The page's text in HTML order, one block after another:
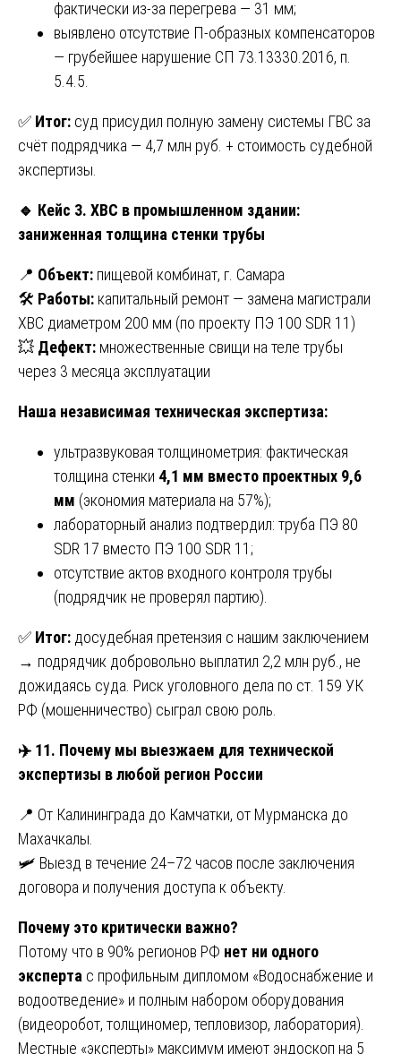
фактически из-за перегрева — 31 мм;
выявлено отсутствие П-образных компенсаторов
— грубейшее нарушение СП 73.13330.2016, п.
5.4.5.
✅ Итог: суд присудил полную замену системы ГВС за
счёт подрядчика — 4,7 млн руб. + стоимость судебной
экспертизы.
🔹 Кейс 3. ХВС в промышленном здании:
заниженная толщина стенки трубы
📍 Объект: пищевой комбинат, г. Самара
🛠 Работы: капитальный ремонт — замена магистрали
ХВС диаметром 200 мм (по проекту ПЭ 100 SDR 11)
💥 Дефект: множественные свищи на теле трубы
через 3 месяца эксплуатации
Наша независимая техническая экспертиза:
ультразвуковая толщинометрия: фактическая
толщина стенки 4,1 мм вместо проектных 9,6
мм (экономия материала на 57%);
лабораторный анализ подтвердил: труба ПЭ 80
SDR 17 вместо ПЭ 100 SDR 11;
отсутствие актов входного контроля трубы
(подрядчик не проверял партию).
✅ Итог: досудебная претензия с нашим заключением
→ подрядчик добровольно выплатил 2,2 млн руб., не
дожидаясь суда. Риск уголовного дела по ст. 159 УК
РФ (мошенничество) сыграл свою роль.
✈️ 11. Почему мы выезжаем для технической
экспертизы в любой регион России
📍 От Калининграда до Камчатки, от Мурманска до
Махачкалы.
🛩️ Выезд в течение 24–72 часов после заключения
договора и получения доступа к объекту.
Почему это критически важно?
Потому что в 90% регионов РФ нет ни одного
эксперта с профильным дипломом «Водоснабжение и
водоотведение» и полным набором оборудования
(видеоробот, толщиномер, тепловизор, лаборатория).
Местные «эксперты» максимум имеют эндоскоп на 5